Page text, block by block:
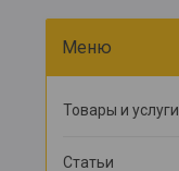
Товары и услуги
Статьи